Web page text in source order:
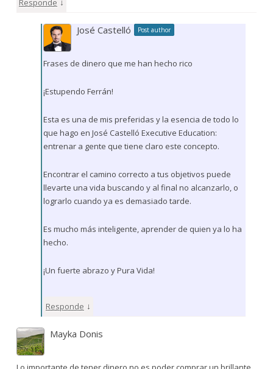
Responde
José Castelló Post author
Frases de dinero que me han hecho rico
¡Estupendo Ferrán!
Esta es una de mis preferidas y la esencia de todo lo
que hago en José Castelló Executive Education:
entrenar a gente que tiene claro este concepto.
Encontrar el camino correcto a tus objetivos puede
llevarte una vida buscando y al final no alcanzarlo, o
lograrlo cuando ya es demasiado tarde.
Es mucho más inteligente, aprender de quien ya lo ha
hecho.
¡Un fuerte abrazo y Pura Vida!
Responde ↓
Mayka Donis